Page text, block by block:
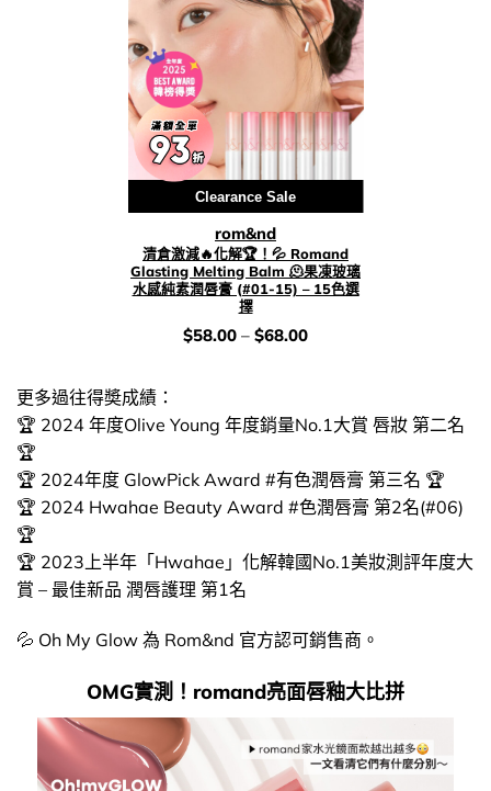
Clearance Sale
rom&nd
清倉激減🔥化解🏆！💦 Romand
Glasting Melting Balm 🫠果凍玻璃
水感純素潤唇膏 (#01-15) – 15色選
擇
價
錢：
$58.00 – $68.00
更多過往得奬成績：
🏆 2024 年度Olive Young 年度銷量No.1大賞 唇妝 第二名
🏆
🏆 2024年度 GlowPick Award #有色潤唇膏 第三名 🏆
🏆 2024 Hwahae Beauty Award #色潤唇膏 第2名(#06)
🏆
🏆 2023上半年「Hwahae」化解韓國No.1美妝測評年度大
賞 – 最佳新品 潤唇護理 第1名
💦 Oh My Glow 為 Rom&nd 官方認可銷售商。
OMG實測！romand亮面唇釉大比拼